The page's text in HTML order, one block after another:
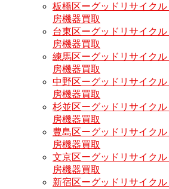
板橋区ーグッドリサイク
房機器買取
台東区ーグッドリサイク
房機器買取
練馬区ーグッドリサイク
房機器買取
中野区ーグッドリサイク
房機器買取
杉並区ーグッドリサイク
房機器買取
豊島区ーグッドリサイク
房機器買取
文京区ーグッドリサイク
房機器買取
新宿区ーグッドリサイク